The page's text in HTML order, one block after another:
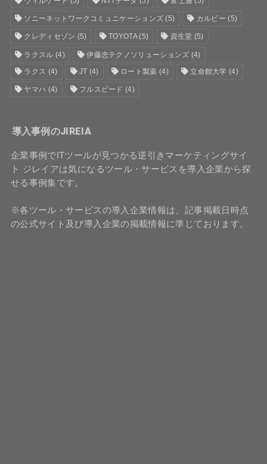
ソニーネットワークコミュニケーションズ (5) カルビー (5)
クレディセゾン (5) TOYOTA(5) 資生堂 (5)
ラクスル (4) 伊藤忠テクノソリューションズ (4)
ラクス (4) JT (4) ロート製薬 (4) 立命館大学 (4)
ヤマハ (4) フルスピード (4)
導入事例のJIREIA
企業事例でITツールが見つかる逆引きマーケティングサイ
ト ジレイアは気になるツール・サービスを導入企業から探
せる事例集です。
※各ツール・サービスの導入企業情報は、記事掲載日時点
の公式サイト及び導入企業の掲載情報に準じております。